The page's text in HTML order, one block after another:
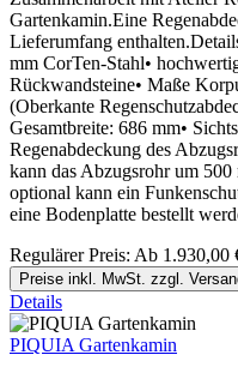
Gartenkamin.Eine
Lieferumfang
mm CorTen-Stahl•
Rückwandsteine• Maße
(Oberkante
Gesamtbreite: 686 mm•
Regenabdeckung des
kann das Abzugsrohr um
optional kann ein
eine Bodenplatte bestellt
Regulärer Preis: Ab 1.930,00
Preise inkl. MwSt. zzgl.
Details
PIQUIA Gartenkamin